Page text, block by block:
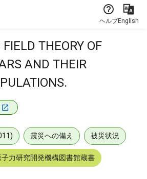
ヘルプEnglish
THEORY OF
AND THEIR
震災への備え 被災状況
子力研究開発機構図書館蔵書